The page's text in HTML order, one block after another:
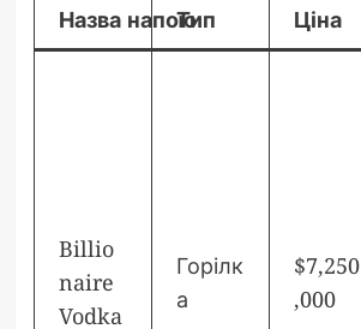
Назва напоюТип Ціна
Billio
naire
Vodka
Горілк
а
$7,250
,000